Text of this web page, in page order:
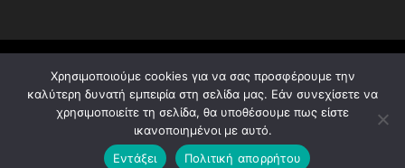
© Reporternews.gr - 2026 | Με επιφύλαξη κάθε νόμιμου
δικαιώματος | Design:Media News Group
Πολιτική απορρήτου
Χρησιμοποιούμε cookies για να σας προσφέρουμε την
καλύτερη δυνατή εμπειρία στη σελίδα μας. Εάν συνεχίσετε να
χρησιμοποιείτε τη σελίδα, θα υποθέσουμε πως είστε
ικανοποιημένοι με αυτό.
Εντάξει
Πολιτική απορρήτου